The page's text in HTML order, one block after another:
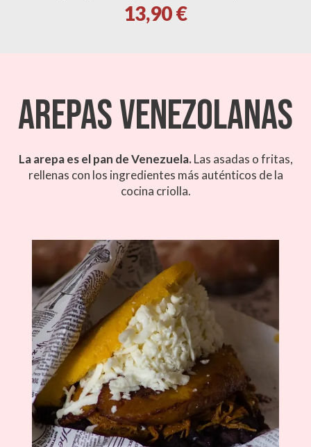
13,90 €
AREPAS VENEZOLANAS
La arepa es el pan de Venezuela.Las asadas o fritas,
rellenas con los ingredientes más auténticos de la
cocina criolla.